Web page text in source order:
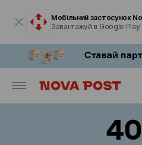
Мобільний застосунок
Завантажуй в Google Play